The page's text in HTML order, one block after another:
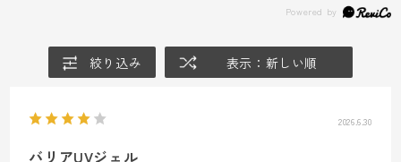
絞り込み 表示：新しい順
2026.6.30
バリアUVジェル